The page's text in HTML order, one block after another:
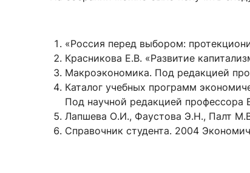
«Россия перед выбором:
Красникова Е.В. «Развитие
Макроэкономика. Под редакцией
Каталог учебных программ
Под научной редакцией профессора
Лапшева О.И., Фаустова Э.Н., Палт
Справочник студента. 2004